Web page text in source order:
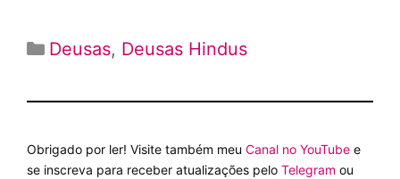
Categorias
Deusas, Deusas Hindus
Obrigado por ler! Visite também meu Canal no YouTube e
se inscreva para receber atualizações pelo Telegram ou